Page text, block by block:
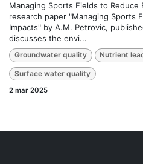
Managing Sports Fields to Reduce
research paper "Managing Sports
Impacts" by A.M. Petrovic,
discusses the envi...
Groundwater quality Nutrient
Surface water quality
2 mar 2025